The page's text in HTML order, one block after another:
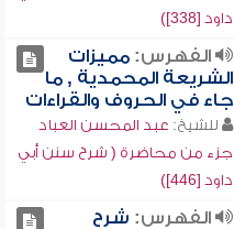
داود [338])
الفهرس:مميزات
الشريعة المحمدية , ما
جاء في الحروف والقراءات
للشيخ: عبد المحسن العباد
جزء من محاضرة ( شرح سنن أبي
داود [446])
الفهرس: شرح